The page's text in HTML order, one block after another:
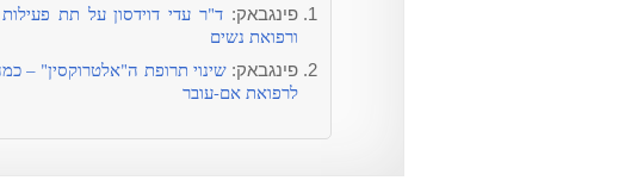
פינגבאק: ד"ר עדי דוידסון על תת
ורפואת נשים
פינגבאק:שינוי תרופת ה"אלטרוקסין" –
לרפואת אם-עובר